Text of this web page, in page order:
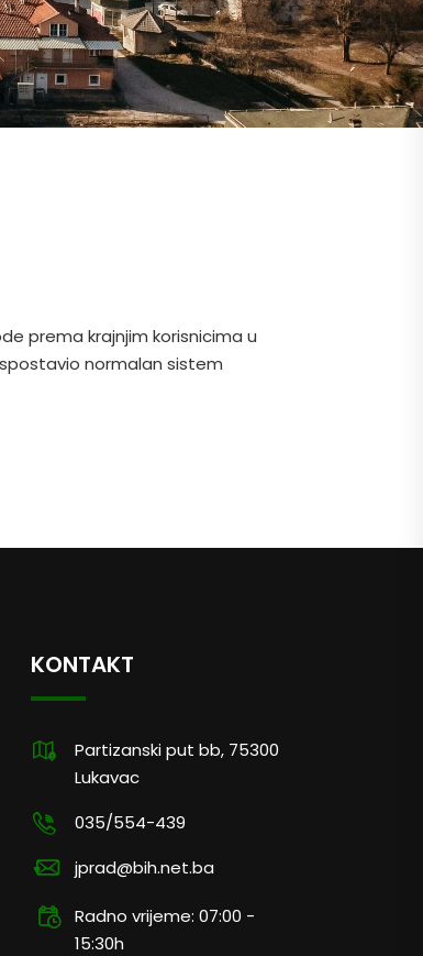
prema krajnjim korisnicima u
normalan sistem
KONTAKT
Partizanski put bb, 75300
Lukavac
035/554-439
jprad@bih.net.ba
Radno vrijeme: 07:00 -
15:30h